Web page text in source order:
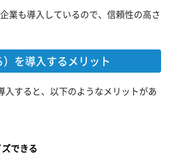
業も導入しているので、信頼性の高さ
を導入するメリット
入すると、以下のようなメリットがあ
できる